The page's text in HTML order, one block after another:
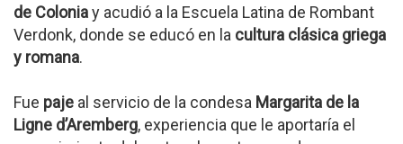
de Coloniay acudió a la Escuela Latina de Rombant
Verdonk, donde se educó en la cultura clásica griega
y romana.
Fue paje al servicio de la condesa Margarita de la
Ligne d’Aremberg, experiencia que le aportaría el